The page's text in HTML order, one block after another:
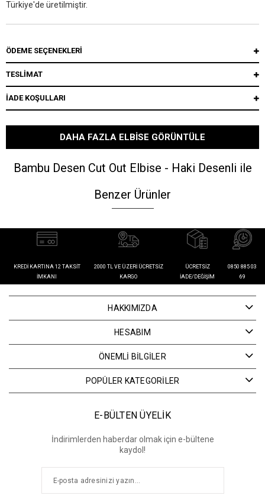
Türkiye'de üretilmiştir.
ÖDEME SEÇENEKLERI
TESLİMAT
İADE KOŞULLARI
DAHA FAZLA ELBISE GÖRÜNTÜLE
Bambu Desen Cut Out Elbise - Haki Desenli ile
Benzer Ürünler
KREDI KARTINA 12 TAKSIT
İMKANI
2000 TL VE ÜZERI ÜCRETSIZ
KARGO
ÜCRETSIZ
İADE/DEĞIŞIM
0850 885 03
69
HAKKIMIZDA
HESABIM
ÖNEMLİ BİLGİLER
POPÜLER KATEGORİLER
E-BÜLTEN ÜYELİK
İndirimlerden haberdar olmak için e-bültene
kaydol!